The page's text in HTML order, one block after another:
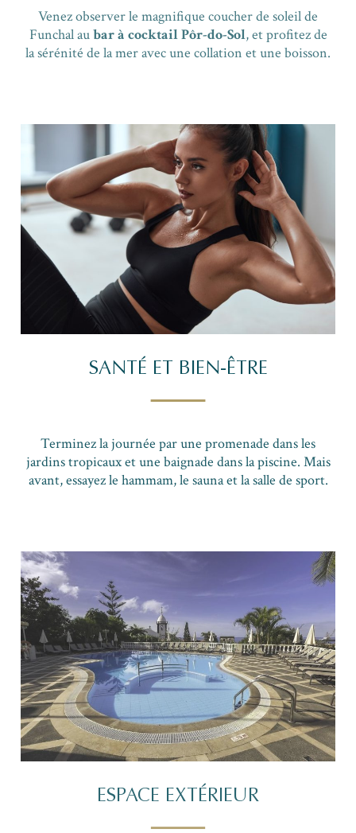
Venez observer le magnifique coucher de soleil de
Funchal aubar à cocktail Pôr-do-Sol, et profitez de
la sérénité de la mer avec une collation et une boisson.
SANTÉ ET BIEN-ÊTRE
Terminez la journée par une promenade dans les
jardins tropicaux et une baignade dans la piscine. Mais
avant, essayez le hammam, le sauna et la salle de sport.
ESPACE EXTÉRIEUR